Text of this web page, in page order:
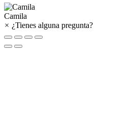
Camila
× ¿Tienes alguna pregunta?